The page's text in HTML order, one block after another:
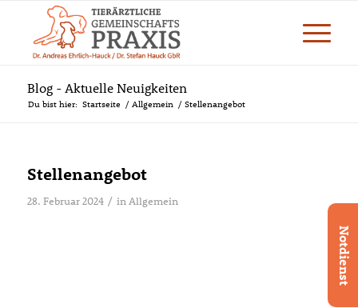
Notdienst
Blog - Aktuelle Neuigkeiten
Du bist hier: Startseite / Allgemein / Stellenangebot
Stellenangebot
28. Februar 2024 / inAllgemein